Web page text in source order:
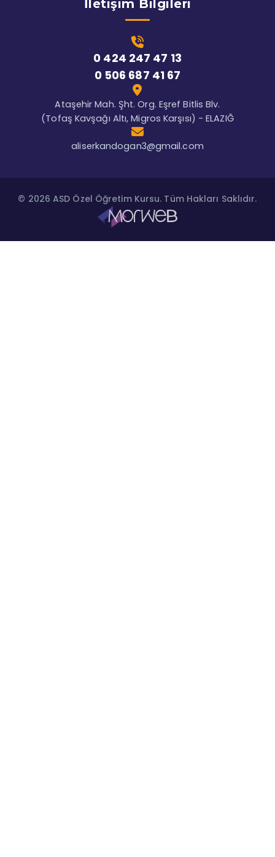
İletişim Bilgileri
0 424 247 47 13
0 506 687 41 67
Ataşehir Mah. Şht. Org. Eşref Bitlis Blv.
(Tofaş Kavşağı Altı, Migros Karşısı) - ELAZIĞ
aliserkandogan3@gmail.com
© 2026 ASD Özel Öğretim Kursu. Tüm Hakları Saklıdır.